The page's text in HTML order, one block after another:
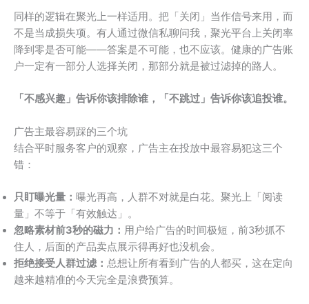
同样的逻辑在聚光上一样适用。把「关闭」当作信号来用，而
不是当成损失项。有人通过微信私聊问我，聚光平台上关闭率
降到零是否可能——答案是不可能，也不应该。健康的广告账
户一定有一部分人选择关闭，那部分就是被过滤掉的路人。
「不感兴趣」告诉你该排除谁，「不跳过」告诉你该追投谁。
广告主最容易踩的三个坑
结合平时服务客户的观察，广告主在投放中最容易犯这三个
错：
只盯曝光量： 曝光再高，人群不对就是白花。聚光上「阅读
量」不等于「有效触达」。
忽略素材前3秒的磁力： 用户给广告的时间极短，前3秒抓不
住人，后面的产品卖点展示得再好也没机会。
拒绝接受人群过滤： 总想让所有看到广告的人都买，这在定向
越来越精准的今天完全是浪费预算。